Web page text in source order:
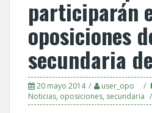
participarán
oposiciones
secundaria
20 mayo 2014 user_opo
Noticias, oposiciones, secundaria